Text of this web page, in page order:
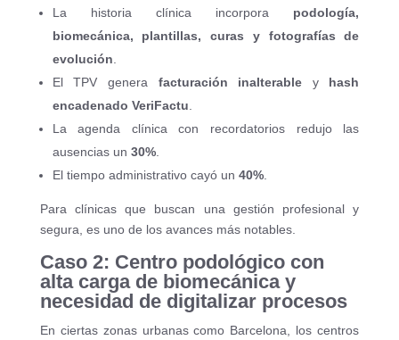
La historia clínica incorpora podología,
biomecánica, plantillas, curas y fotografías de
evolución.
El TPV genera facturación inalterable y hash
encadenado VeriFactu.
La agenda clínica con recordatorios redujo las
ausencias un 30%.
El tiempo administrativo cayó un 40%.
Para clínicas que buscan una gestión profesional y
segura, es uno de los avances más notables.
Caso 2: Centro podológico con
alta carga de biomecánica y
necesidad de digitalizar procesos
En ciertas zonas urbanas como Barcelona, los centros